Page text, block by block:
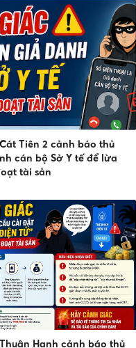
Tiên 2 cảnh báo thủ
cán bộ Sở Y tế để lừa
tài sản
Hạnh cảnh báo thủ